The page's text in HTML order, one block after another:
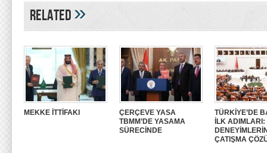
Related»
MEKKE İTTİFAKI
ÇERÇEVE YASA
TBMM’DE YASAMA
SÜRECİNDE
TÜRKİYE’DE
İLK
ÇATIŞMA